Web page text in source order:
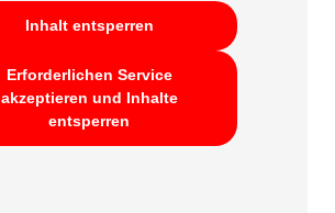
Inhalt entsperren
Erforderlichen Service
akzeptieren und Inhalte
entsperren